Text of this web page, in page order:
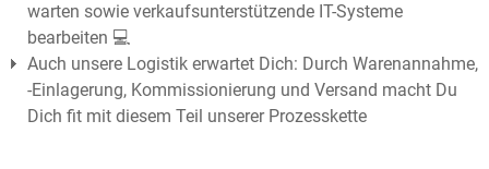
warten sowie verkaufsunterstützende IT-Systeme
bearbeiten 💻
Auch unsere Logistik erwartet Dich: Durch Warenannahme,
-Einlagerung, Kommissionierung und Versand macht Du
Dich fit mit diesem Teil unserer Prozesskette